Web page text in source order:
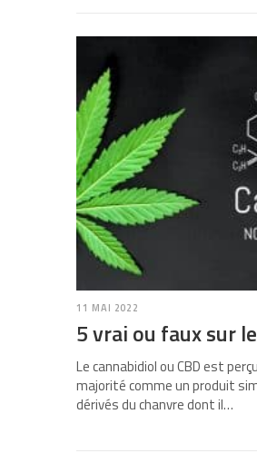
11 MAI 2022
5 vrai ou faux sur
Le cannabidiol ou CBD est
majorité comme un produit
dérivés du chanvre dont il…